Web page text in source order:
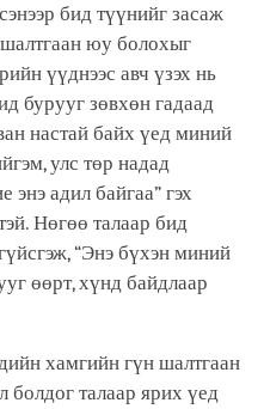
бид түүнийг засаж
юу болохыг
үүднээс авч үзэх нь
бурууг зөвхөн гадаад
настай байх үед миний
улс төр надад
адил байгаа” гэх
Нөгөө талаар бид
“Энэ бүхэн миний
өөрт, хүнд байдлаар
хамгийн гүн шалтгаан
болдог талаар ярих үед